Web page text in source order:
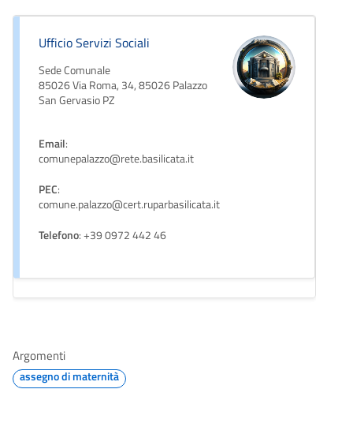
Ufficio Servizi Sociali
Sede Comunale
85026 Via Roma, 34, 85026 Palazzo
San Gervasio PZ
Email:
comunepalazzo@rete.basilicata.it
PEC:
comune.palazzo@cert.ruparbasilicata.it
Telefono: +39 0972 442 46
Argomenti
assegno di maternità